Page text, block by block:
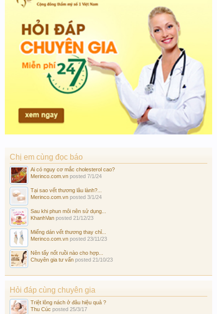
Chị em cùng đọc báo
Ai có nguy cơ mắc cholesterol cao?
Merinco.com.vn posted 7/1/24
Tại sao vết thương lâu lành?...
Merinco.com.vn posted 3/1/24
Sau khi phun môi nên sử dụng...
KhanhVan posted 21/12/23
Miếng dán vết thương thay chỉ...
Merinco.com.vn posted 23/11/23
Nên tẩy nốt ruồi nào cho hợp...
Chuyên gia tư vấn posted 21/10/23
Hỏi đáp cùng chuyên gia
Triệt lông nách ở đâu hiệu quả ?
Thu Cúc posted 25/3/17